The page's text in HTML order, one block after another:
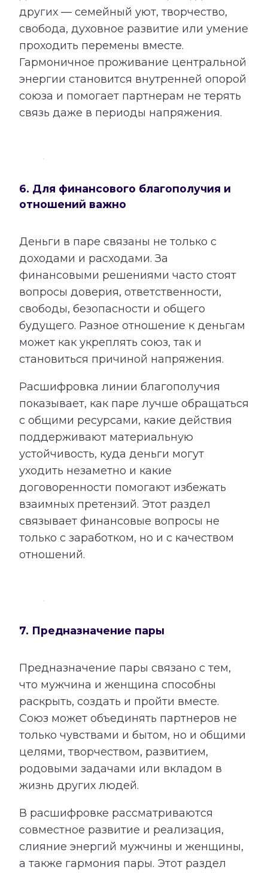
других — семейный уют, творчество,
свобода, духовное развитие или умение
проходить перемены вместе.
Гармоничное проживание центральной
энергии становится внутренней опорой
союза и помогает партнерам не терять
связь даже в периоды напряжения.
6. Для финансового благополучия и
отношений важно
Деньги в паре связаны не только с
доходами и расходами. За
финансовыми решениями часто стоят
вопросы доверия, ответственности,
свободы, безопасности и общего
будущего. Разное отношение к деньгам
может как укреплять союз, так и
становиться причиной напряжения.
Расшифровка линии благополучия
показывает, как паре лучше обращаться
с общими ресурсами, какие действия
поддерживают материальную
устойчивость, куда деньги могут
уходить незаметно и какие
договоренности помогают избежать
взаимных претензий. Этот раздел
связывает финансовые вопросы не
только с заработком, но и с качеством
отношений.
7. Предназначение пары
Предназначение пары связано с тем,
что мужчина и женщина способны
раскрыть, создать и пройти вместе.
Союз может объединять партнеров не
только чувствами и бытом, но и общими
целями, творчеством, развитием,
родовыми задачами или вкладом в
жизнь других людей.
В расшифровке рассматриваются
совместное развитие и реализация,
слияние энергий мужчины и женщины,
а также гармония пары. Этот раздел